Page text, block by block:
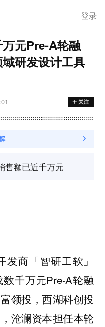
登录
万元Pre-A轮融
研发设计工具
售额已近千万元
商「智研工软」
数千万元Pre-A轮融
领投，西湖科创投
沧澜资本担任本轮